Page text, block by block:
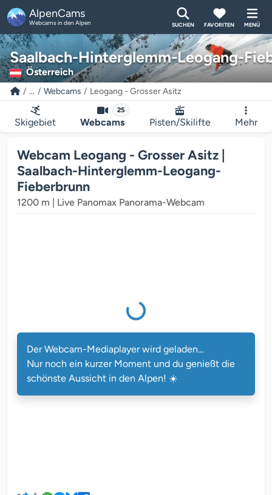
AlpenCams
Webcams in den Alpen SUCHEN FAVORITEN MENÜ
Saalbach-Hinterglemm-Leogang-
Österreich
... Webcams Leogang - Grosser Asitz
Skigebiet
25
Webcams Pisten/Skilifte Mehr
Webcam Leogang - Grosser Asitz |
Saalbach-Hinterglemm-Leogang-
Fieberbrunn
1200 m | Live Panomax Panorama-Webcam
Der Webcam-Mediaplayer wird geladen...
Der Webcam-Mediaplayer wird geladen...
Nur noch ein kurzer Moment und du genießt die
schönste Aussicht in den Alpen! ☀️